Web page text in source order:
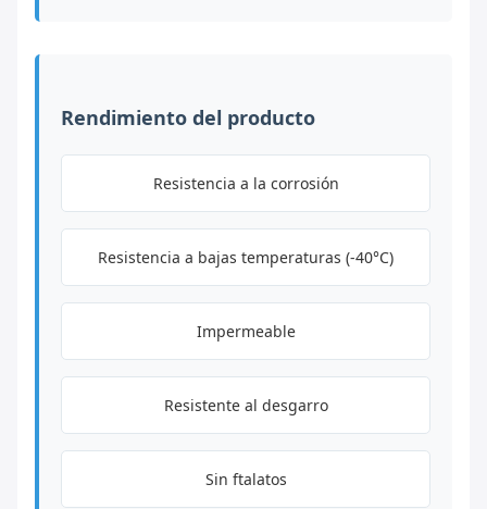
Rendimiento del producto
Resistencia a la corrosión
Resistencia a bajas temperaturas (-40°C)
Impermeable
Resistente al desgarro
Sin ftalatos